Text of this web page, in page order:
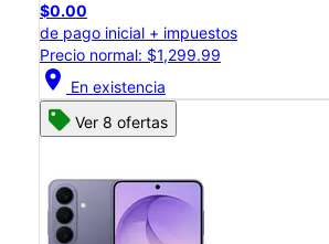
$0.00
de pago inicial + impuestos
Precio normal: $1,299.99
location_on En existencia
Ver 8 ofertas